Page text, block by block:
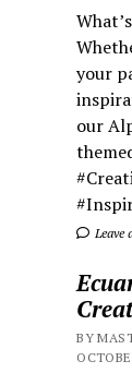
your
our
Leave
BY